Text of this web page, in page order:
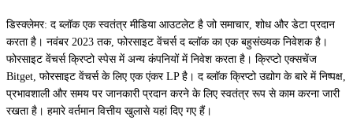
डिस्क्लेमर: द ब्लॉक एक स्वतंत्र मीडिया आउटलेट है जो समाचार, शोध और डेटा प्रदान
करता है। नवंबर 2023 तक, फोरसाइट वेंचर्स द ब्लॉक का एक बहुसंख्यक निवेशक है।
फोरसाइट वेंचर्स क्रिप्टो स्पेस में अन्य कंपनियों में निवेश करता है। क्रिप्टो एक्सचेंज
Bitget, फोरसाइट वेंचर्स के लिए एक एंकर LP है। द ब्लॉक क्रिप्टो उद्योग के बारे में निष्पक्ष,
प्रभावशाली और समय पर जानकारी प्रदान करने के लिए स्वतंत्र रूप से काम करना जारी
रखता है। हमारे वर्तमान वित्तीय खुलासे यहां दिए गए हैं।